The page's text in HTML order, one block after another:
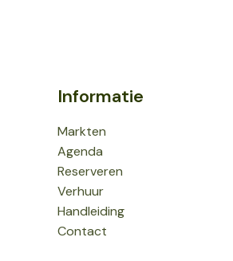
Informatie
Markten
Agenda
Reserveren
Verhuur
Handleiding
Contact